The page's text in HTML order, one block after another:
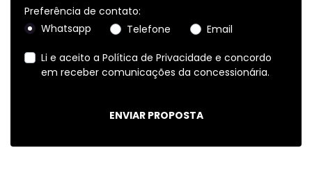
Preferência de contato:
Whatsapp
Telefone Email
Li e aceito a Política de Privacidade e concordo
em receber comunicações da concessionária.
ENVIAR PROPOSTA